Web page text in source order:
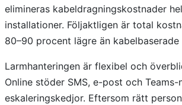
elimineras kabeldragningskostnader
installationer. Följaktligen är total
80–90 procent lägre än
Larmhanteringen är flexibel och
Online stöder SMS, e-post och Teams-
eskaleringskedjor. Eftersom rätt